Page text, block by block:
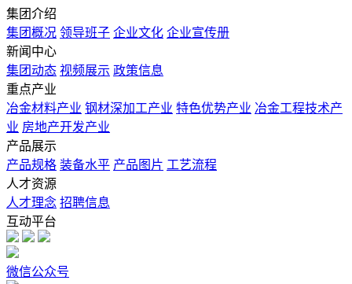
集团介绍
集团概况 领导班子 企业文化 企业宣传册
新闻中心
集团动态 视频展示 政策信息
重点产业
冶金材料产业 钢材深加工产业 特色优势产业 冶金工程技术产
业 房地产开发产业
产品展示
产品规格 装备水平 产品图片 工艺流程
人才资源
人才理念 招聘信息
互动平台
微信公众号